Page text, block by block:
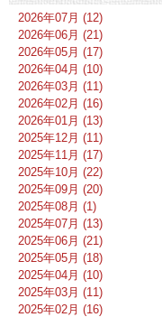
2026年07月 (12)
2026年06月 (21)
2026年05月 (17)
2026年04月 (10)
2026年03月 (11)
2026年02月 (16)
2026年01月 (13)
2025年12月 (11)
2025年11月 (17)
2025年10月 (22)
2025年09月 (20)
2025年08月 (1)
2025年07月 (13)
2025年06月 (21)
2025年05月 (18)
2025年04月 (10)
2025年03月 (11)
2025年02月 (16)